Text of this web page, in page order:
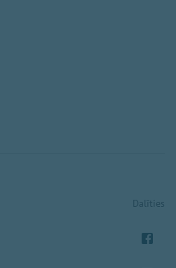
Dalīties